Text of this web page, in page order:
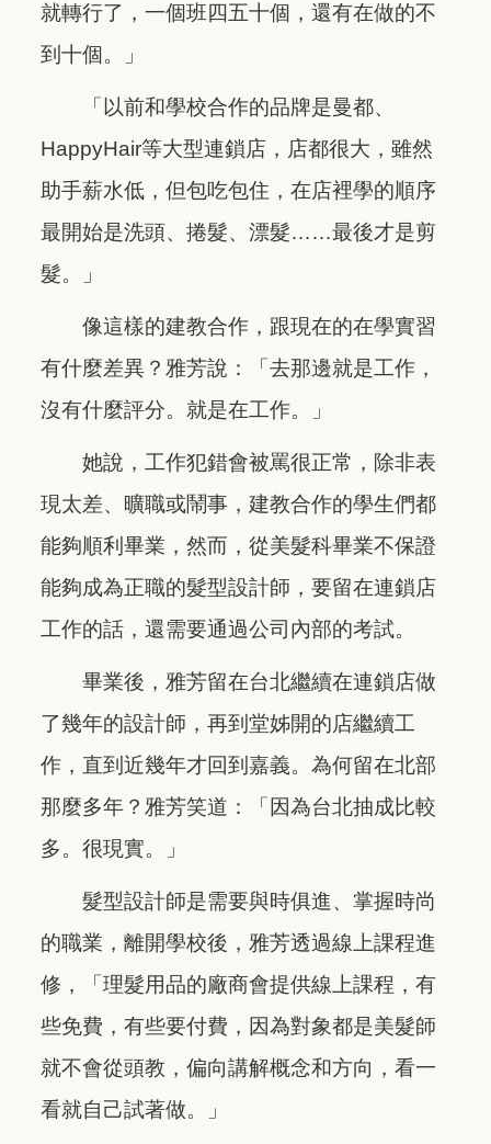
就轉行了，一個班四五十個，還有在做的不
到十個。」
「以前和學校合作的品牌是曼都、
HappyHair等大型連鎖店，店都很大，雖然
助手薪水低，但包吃包住，在店裡學的順序
最開始是洗頭、捲髮、漂髮……最後才是剪
髮。」
像這樣的建教合作，跟現在的在學實習
有什麼差異？雅芳說：「去那邊就是工作，
沒有什麼評分。就是在工作。」
她說，工作犯錯會被罵很正常，除非表
現太差、曠職或鬧事，建教合作的學生們都
能夠順利畢業，然而，從美髮科畢業不保證
能夠成為正職的髮型設計師，要留在連鎖店
工作的話，還需要通過公司內部的考試。
畢業後，雅芳留在台北繼續在連鎖店做
了幾年的設計師，再到堂姊開的店繼續工
作，直到近幾年才回到嘉義。為何留在北部
那麼多年？雅芳笑道：「因為台北抽成比較
多。很現實。」
髮型設計師是需要與時俱進、掌握時尚
的職業，離開學校後，雅芳透過線上課程進
修，「理髮用品的廠商會提供線上課程，有
些免費，有些要付費，因為對象都是美髮師
就不會從頭教，偏向講解概念和方向，看一
看就自己試著做。」